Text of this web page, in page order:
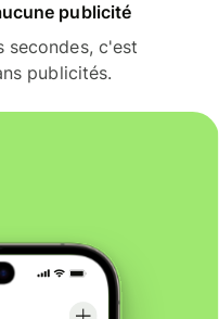
publicité
secondes, c'est
publicités.